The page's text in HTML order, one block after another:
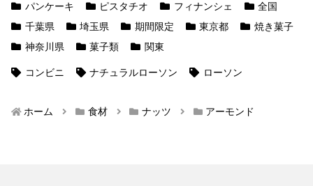
パンケーキ
ピスタチオ フィナンシェ
全国
千葉県
埼玉県 期間限定 東京都
焼き菓子
神奈川県
菓子類 関東
コンビニ ナチュラルローソン ローソン
ホーム 食材 ナッツ アーモンド